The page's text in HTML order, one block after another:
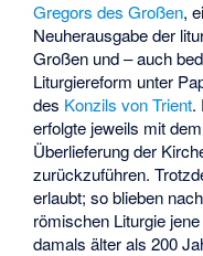
Gregors des Großen,
Neuherausgabe der
Großen und – auch
Liturgiereform unter
des Konzils von Trient.
erfolgte jeweils mit
Überlieferung der
zurückzuführen.
erlaubt; so blieben
römischen Liturgie
damals älter als 200